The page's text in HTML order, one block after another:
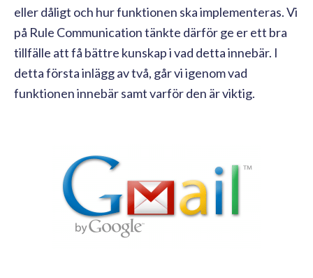
eller dåligt och hur funktionen ska implementeras. Vi
på Rule Communication tänkte därför ge er ett bra
tillfälle att få bättre kunskap i vad detta innebär. I
detta första inlägg av två, går vi igenom vad
funktionen innebär samt varför den är viktig.